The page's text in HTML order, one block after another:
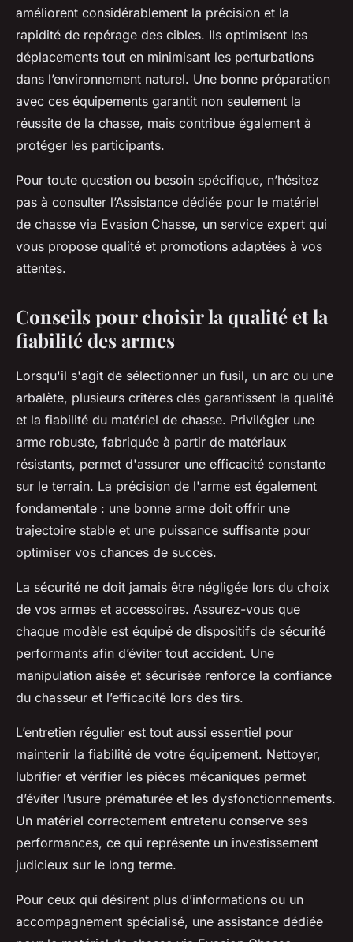
améliorent considérablement la précision et la
rapidité de repérage des cibles. Ils optimisent les
déplacements tout en minimisant les perturbations
dans l’environnement naturel. Une bonne préparation
avec ces équipements garantit non seulement la
réussite de la chasse, mais contribue également à
protéger les participants.
Pour toute question ou besoin spécifique, n’hésitez
pas à consulter l’Assistance dédiée pour le matériel
de chasse via Evasion Chasse, un service expert qui
vous propose qualité et promotions adaptées à vos
attentes.
Conseils pour choisir la qualité et la
fiabilité des armes
Lorsqu'il s'agit de sélectionner un fusil, un arc ou une
arbalète, plusieurs critères clés garantissent la qualité
et la fiabilité du matériel de chasse. Privilégier une
arme robuste, fabriquée à partir de matériaux
résistants, permet d'assurer une efficacité constante
sur le terrain. La précision de l'arme est également
fondamentale : une bonne arme doit offrir une
trajectoire stable et une puissance suffisante pour
optimiser vos chances de succès.
La sécurité ne doit jamais être négligée lors du choix
de vos armes et accessoires. Assurez-vous que
chaque modèle est équipé de dispositifs de sécurité
performants afin d’éviter tout accident. Une
manipulation aisée et sécurisée renforce la confiance
du chasseur et l’efficacité lors des tirs.
L’entretien régulier est tout aussi essentiel pour
maintenir la fiabilité de votre équipement. Nettoyer,
lubrifier et vérifier les pièces mécaniques permet
d’éviter l’usure prématurée et les dysfonctionnements.
Un matériel correctement entretenu conserve ses
performances, ce qui représente un investissement
judicieux sur le long terme.
Pour ceux qui désirent plus d’informations ou un
accompagnement spécialisé, une assistance dédiée